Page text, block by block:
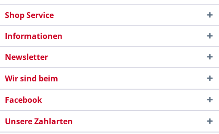
Shop Service
Informationen
Newsletter
Wir sind beim
Facebook
Unsere Zahlarten